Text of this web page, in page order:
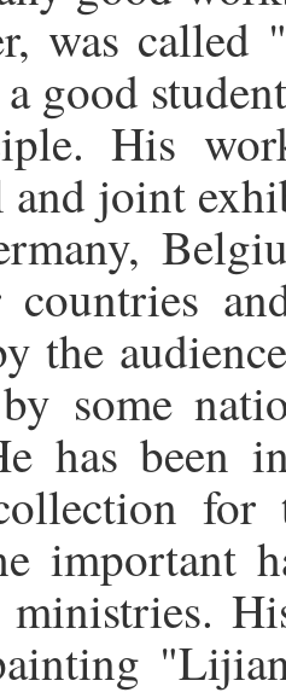
was
good
His
joint
countries
the
some
has been
important